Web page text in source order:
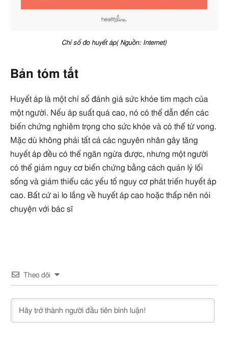
Chỉ số đo huyết áp( Nguồn: Internet)
Bản tóm tắt
Huyết áp là một chỉ số đánh giá sức khỏe tim mạch của
một người. Nếu áp suất quá cao, nó có thể dẫn đến các
biến chứng nghiêm trọng cho sức khỏe và có thể tử vong.
Mặc dù không phải tất cả các nguyên nhân gây tăng
huyết áp đều có thể ngăn ngừa được, nhưng một người
có thể giảm nguy cơ biến chứng bằng cách quản lý lối
sống và giảm thiểu các yếu tố nguy cơ phát triển huyết áp
cao. Bất cứ ai lo lắng về huyết áp cao hoặc thấp nên nói
chuyện với bác sĩ
Theo dõi